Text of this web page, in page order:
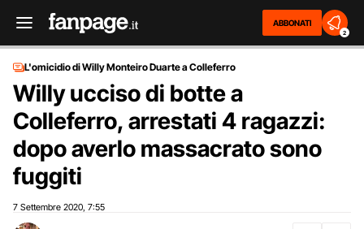
ABBONATI
2
L'omicidio di Willy Monteiro Duarte a Colleferro
Willy ucciso di botte a
Colleferro, arrestati 4 ragazzi:
dopo averlo massacrato sono
fuggiti
7 Settembre 2020 7:55